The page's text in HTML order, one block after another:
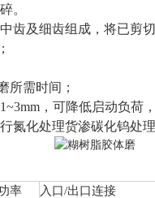
。
齿及细齿组成，将已剪
需时间；
，可降低启动负荷
氮化处理货渗碳化钨处
率
入口/出口连接